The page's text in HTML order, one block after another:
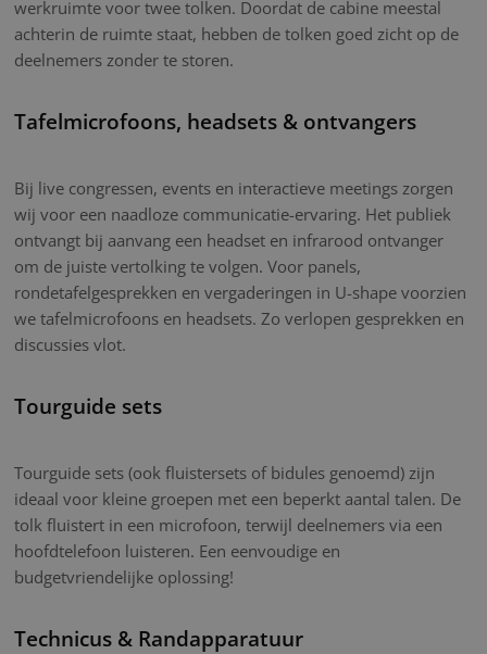
werkruimte voor twee tolken. Doordat de cabine meestal
achterin de ruimte staat, hebben de tolken goed zicht op de
deelnemers zonder te storen.
Tafelmicrofoons, headsets & ontvangers
Bij live congressen, events en interactieve meetings zorgen
wij voor een naadloze communicatie-ervaring. Het publiek
ontvangt bij aanvang een headset en infrarood ontvanger
om de juiste vertolking te volgen. Voor panels,
rondetafelgesprekken en vergaderingen in U-shape voorzien
we tafelmicrofoons en headsets. Zo verlopen gesprekken en
discussies vlot.
Tourguide sets
Tourguide sets (ook fluistersets of bidules genoemd) zijn
ideaal voor kleine groepen met een beperkt aantal talen. De
tolk fluistert in een microfoon, terwijl deelnemers via een
hoofdtelefoon luisteren. Een eenvoudige en
budgetvriendelijke oplossing!
Technicus & Randapparatuur